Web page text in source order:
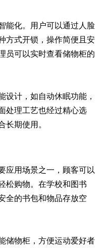
能化。用户可以通过人脸
方式开锁，操作简便且安
员可以实时查看储物柜的
设计，如自动休眠功能，
处理工艺也经过精心选
长期使用。
应用场景之一，顾客可以
松购物。在学校和图书
全的书包和物品存放空
储物柜，方便运动爱好者